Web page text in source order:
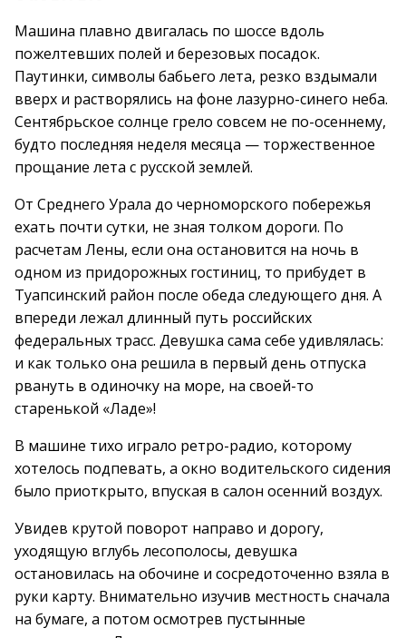
Машина плавно двигалась по шоссе вдоль
пожелтевших полей и березовых посадок.
Паутинки, символы бабьего лета, резко вздымали
вверх и растворялись на фоне лазурно-синего неба.
Сентябрьское солнце грело совсем не по-осеннему,
будто последняя неделя месяца — торжественное
прощание лета с русской землей.
От Среднего Урала до черноморского побережья
ехать почти сутки, не зная толком дороги. По
расчетам Лены, если она остановится на ночь в
одном из придорожных гостиниц, то прибудет в
Туапсинский район после обеда следующего дня. А
впереди лежал длинный путь российских
федеральных трасс. Девушка сама себе удивлялась:
и как только она решила в первый день отпуска
рвануть в одиночку на море, на своей-то
старенькой «Ладе»!
В машине тихо играло ретро-радио, которому
хотелось подпевать, а окно водительского сидения
было приоткрыто, впуская в салон осенний воздух.
Увидев крутой поворот направо и дорогу,
уходящую вглубь лесополосы, девушка
остановилась на обочине и сосредоточенно взяла в
руки карту. Внимательно изучив местность сначала
на бумаге, а потом осмотрев пустынные